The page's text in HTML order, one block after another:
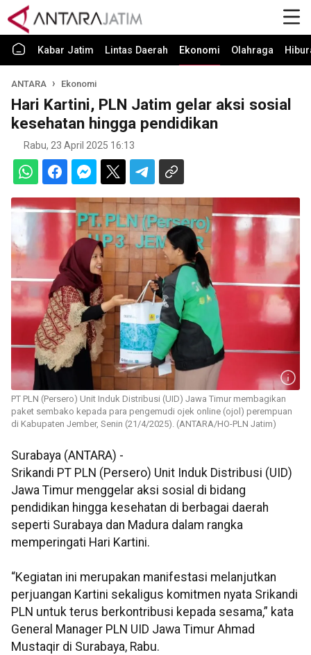
Kabar Jatim Lintas Daerah Ekonomi Olahraga
ANTARA Ekonomi
Hari Kartini, PLN Jatim gelar aksi sosial
kesehatan hingga pendidikan
Rabu, 23 April 2025 16:13
PT PLN (Persero) Unit Induk Distribusi (UID) Jawa Timur membagikan
paket sembako kepada para pengemudi ojek online (ojol) perempuan
di Kabupaten Jember, Senin (21/4/2025). (ANTARA/HO-PLN Jatim)
Surabaya (ANTARA) -
Srikandi PT PLN (Persero) Unit Induk Distribusi (UID)
Jawa Timur menggelar aksi sosial di bidang
pendidikan hingga kesehatan di berbagai daerah
seperti Surabaya dan Madura dalam rangka
memperingati Hari Kartini.
“Kegiatan ini merupakan manifestasi melanjutkan
perjuangan Kartini sekaligus komitmen nyata Srikandi
PLN untuk terus berkontribusi kepada sesama,” kata
General Manager PLN UID Jawa Timur Ahmad
Mustaqir di Surabaya, Rabu.